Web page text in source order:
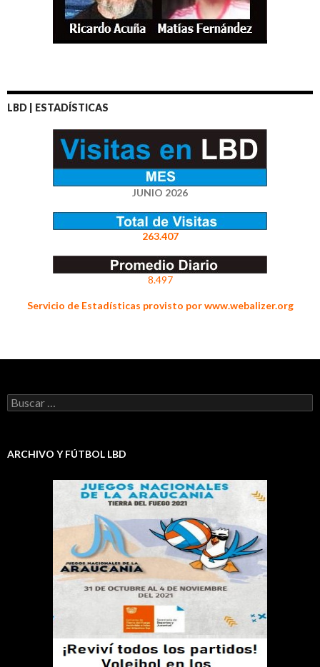
LBD | ESTADÍSTICAS
JUNIO 2026
263.407
8.497
Servicio de Estadísticas provisto por www.webalizer.org
Buscar:
ARCHIVO Y FÚTBOL LBD